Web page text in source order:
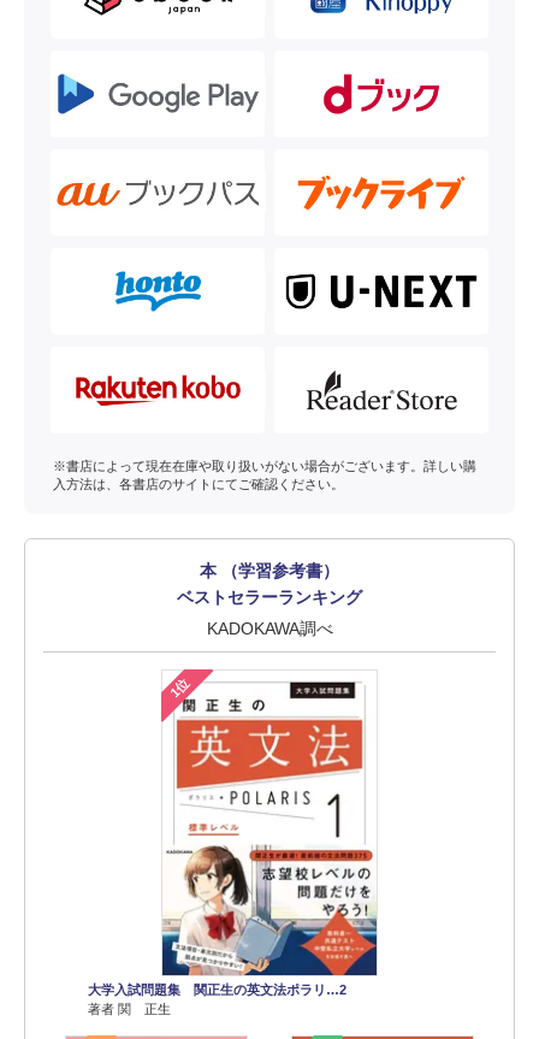
※書店によって現在在庫や取り扱いがない場合がございます。詳しい購
入方法は、各書店のサイトにてご確認ください。
本 （学習参考書）
ベストセラーランキング
KADOKAWA調べ
1位
大学入試問題集 関正生の英文法ポラリ…2
著者 関 正生